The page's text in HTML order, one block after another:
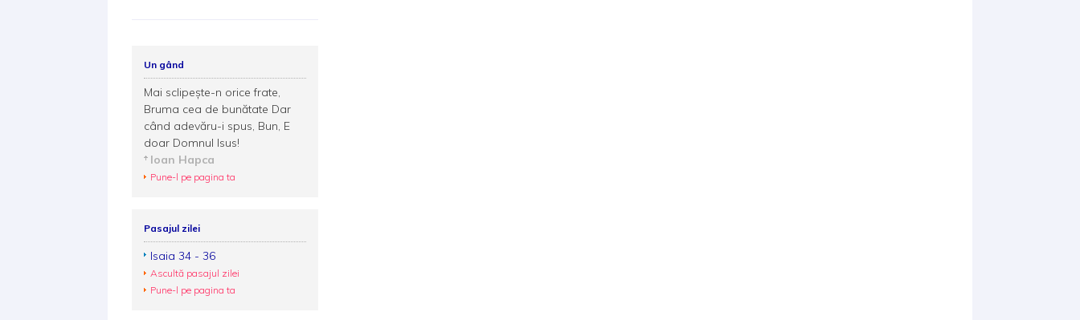
Un gând
Mai sclipește-n orice frate,
Bruma cea de bunătate Dar
când adevăru-i spus, Bun, E
doar Domnul Isus!
Ioan Hapca
Pune-l pe pagina ta
Pasajul zilei
Isaia 34 - 36
Ascultă pasajul zilei
Pune-l pe pagina ta